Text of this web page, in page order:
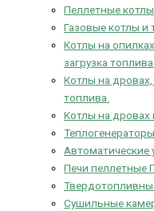
Пеллетные котлы
Газовые котлы и
Котлы на
загрузка топлива.
Котлы на дровах,
топлива.
Котлы на дровах
Автоматические
Печи пеллетные
Сушильные